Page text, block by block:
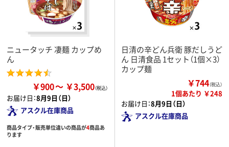
ニュータッチ 凄麺 カップめ
ん
￥900 ￥3,500
お届け日：8月9日（日）
アスクル在庫商品
商品タイプ・販売単位違いの商品が4商品あ
ります
日清の辛どん兵衛 豚だしうど
ん 日清食品 1セット（1個×3）
カップ麺
￥744（税込）
1個あたり ￥248
お届け日：8月9日（日）
アスクル在庫商品